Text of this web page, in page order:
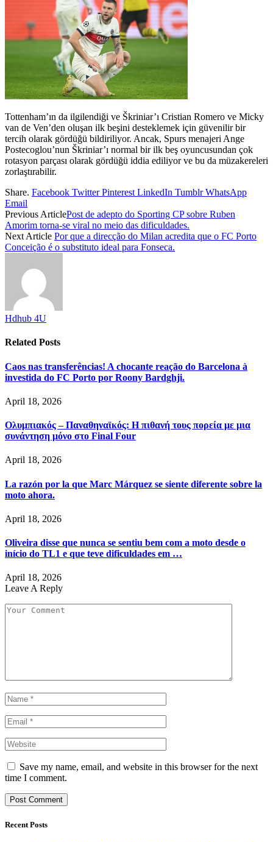
Tottenham’ın da ilgilendiği ve Škriniar’ı Cristian Romero ve Micky
van de Ven’den oluşan ilk beşini desteklemek için güvenilir bir
tercih olarak gördüğü bildiriliyor. Ancak, Spurs menajeri Ange
Postecoglou’nun Škriniar’ı normal bir ilk beş oyuncusundan çok
rotasyon parçası olarak gördüğü iddia ediliyor ve bu da müzakereleri
zorlaştırabilir.
Share. Facebook Twitter Pinterest LinkedIn Tumblr WhatsApp
Email
Previous ArticlePost de adepto do Sporting CP sobre Ruben
Amorim torna-se viral no meio das dificuldades.
Next Article Por que a direcção do Milan acredita que o FC Porto
Conceição é o substituto ideal para Fonseca.
Hdhub 4U
Related Posts
Caos nas transferências! A chocante reação do Barcelona à
investida do FC Porto por Roony Bardghji.
April 18, 2026
Ολυμπιακός – Παναθηναϊκός: Η πιθανή τους πορεία με μια
συνάντηση μόνο στο Final Four
April 18, 2026
La razón por la que Marc Márquez se siente diferente sobre la
moto ahora.
April 18, 2026
Oliveira disse que nunca se sentiu bem com a moto desde o
início do TL1 e que teve dificuldades em …
April 18, 2026
Leave A Reply
Save my name, email, and website in this browser for the next
time I comment.
Recent Posts